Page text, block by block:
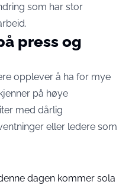
som har stor
press og
opplever å ha for mye
på høye
med dårlig
eller ledere som
dagen kommer sola